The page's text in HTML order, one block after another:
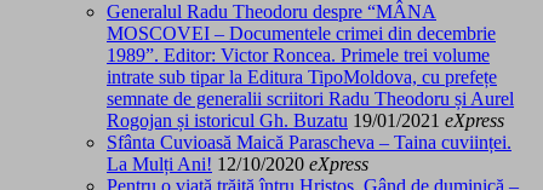
Generalul Radu Theodoru despre “MÂNA
MOSCOVEI – Documentele crimei din decembrie
1989”. Editor: Victor Roncea. Primele trei volume
intrate sub tipar la Editura TipoMoldova, cu prefețe
semnate de generalii scriitori Radu Theodoru și Aurel
Rogojan și istoricul Gh. Buzatu 19/01/2021 eXpress
Sfânta Cuvioasă Maică Parascheva – Taina cuviinței.
La Mulți Ani! 12/10/2020 eXpress
Pentru o viață trăită întru Hristos. Gând de duminică –